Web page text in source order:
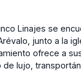
Linajes se
junto a la
ofrece a
lujo,